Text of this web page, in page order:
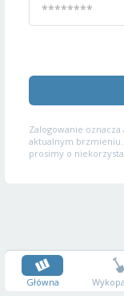
Zalogowanie oznacza
aktualnym brzmieniu.
prosimy o
Główna